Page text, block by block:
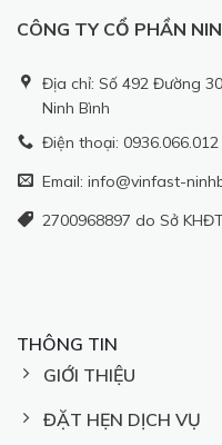
CÔNG TY CỔ PHẦN
Địa chỉ: Số 492 Đường
Ninh Bình
Điện thoại: 0936.066.012
Email: info@vinfast-
2700968897 do Sở
THÔNG TIN
GIỚI THIỆU
ĐẶT HẸN DỊCH VỤ